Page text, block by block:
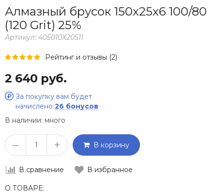
Алмазный брусок 150х25х6 100/80
(120 Grit) 25%
Артикул: 405010Х20511
Рейтинг и отзывы (2)
2 640 руб.
За покупку вам будет
начислено 26 бонусов
В наличии: много
– + В корзину
В сравнение В избранное
О ТОВАРЕ: